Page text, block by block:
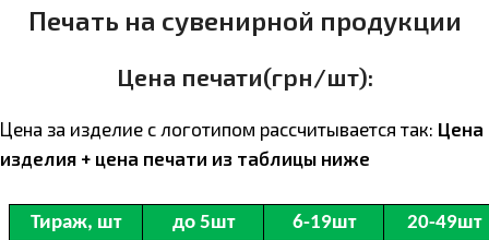
Печать на сувенирной продукции
Цена печати(грн/шт):
Цена за изделие с логотипом расcчитывается так: Цена
изделия + цена печати из таблицы ниже